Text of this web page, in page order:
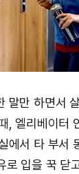
말만 하면서
, 엘리베이터
에서 타 부서
로 입을 꾹 닫